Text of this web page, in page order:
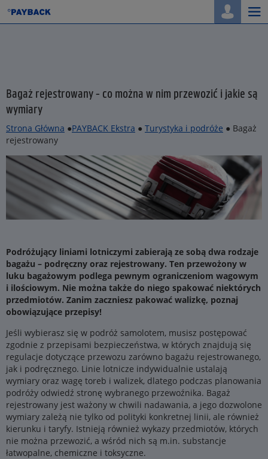
Bagaż rejestrowany - co można w nim przewozić i jakie są
wymiary
Strona Główna ●PAYBACK Ekstra ● Turystyka i podróże ● Bagaż
rejestrowany
Podróżujący liniami lotniczymi zabierają ze sobą dwa rodzaje
bagażu – podręczny oraz rejestrowany. Ten przewożony w
luku bagażowym podlega pewnym ograniczeniom wagowym
i ilościowym. Nie można także do niego spakować niektórych
przedmiotów. Zanim zaczniesz pakować walizkę, poznaj
obowiązujące przepisy!
Jeśli wybierasz się w podróż samolotem, musisz postępować
zgodnie z przepisami bezpieczeństwa, w których znajdują się
regulacje dotyczące przewozu zarówno bagażu rejestrowanego,
jak i podręcznego. Linie lotnicze indywidualnie ustalają
wymiary oraz wagę toreb i walizek, dlatego podczas planowania
podróży odwiedź stronę wybranego przewoźnika. Bagaż
rejestrowany jest ważony w chwili nadawania, a jego dozwolone
wymiary zależą nie tylko od polityki konkretnej linii, ale również
kierunku i taryfy. Istnieją również wykazy przedmiotów, których
nie można przewozić, a wśród nich są m.in. substancje
łatwopalne, chemiczne i toksyczne.